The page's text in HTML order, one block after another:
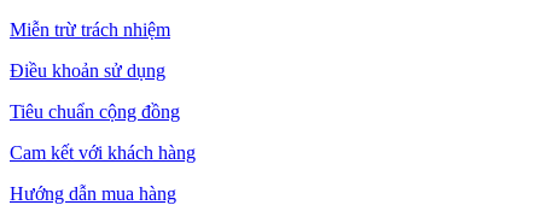
Miễn trừ trách nhiệm
Điều khoản sử dụng
Tiêu chuẩn cộng đồng
Cam kết với khách hàng
Hướng dẫn mua hàng